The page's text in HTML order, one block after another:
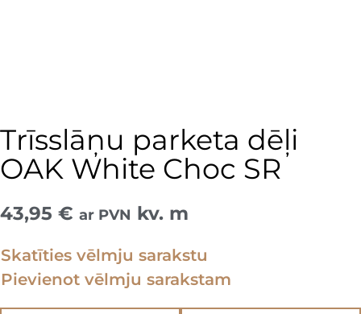
Trīsslāņu parketa dēļi
OAK White Choc SR
43,95 € ar PVN kv. m
Skatīties vēlmju sarakstu
Pievienot vēlmju sarakstam